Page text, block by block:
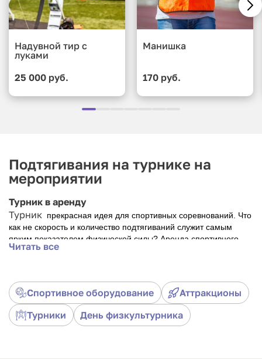
Надувной тир с
луками
25 000 руб.
Манишка
170 руб.
Подтягивания на турнике на
мероприятии
Турник в аренду
Турник прекрасная идея для спортивных соревнований. Что
как не скорость и количество подтягиваний служит самым
ярким показателем физической силы? Аренда спортивного
аттракциона Турник (Гимнастический) упростит вам задачу в
Читать все
Спортивное оборудование
Аттракционы
Турники
День физкультурника